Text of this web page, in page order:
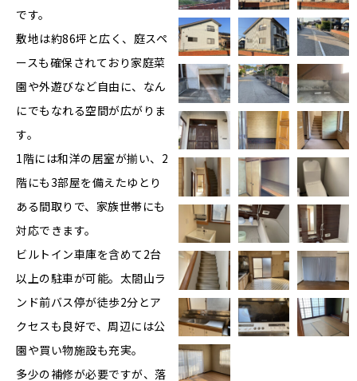
です。
敷地は約86坪と広く、庭スペ
ースも確保されており家庭菜
園や外遊びなど自由に、なん
にでもなれる空間が広がりま
す。
1階には和洋の居室が揃い、2
階にも3部屋を備えたゆとり
ある間取りで、家族世帯にも
対応できます。
ビルトイン車庫を含めて2台
以上の駐車が可能。太閤山ラ
ンド前バス停が徒歩2分とア
クセスも良好で、周辺には公
園や買い物施設も充実。
多少の補修が必要ですが、落